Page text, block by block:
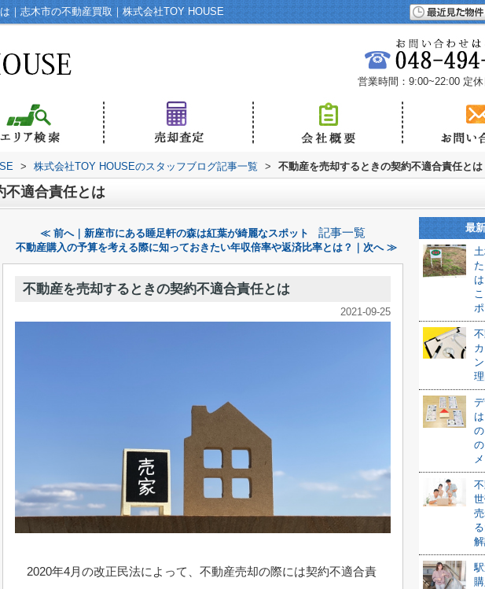
｜志木市の不動産買取｜株式会社TOY HOUSE
営業時間：9:00~22:00 定
> 株式会社TOY HOUSEのスタッフブログ記事一覧 > 不動産を売却するときの契約不適合責任とは
不適合責任とは
≪ 前へ｜新座市にある睡足軒の森は紅葉が綺麗なスポット 記事一覧
不動産購入の予算を考える際に知っておきたい年収倍率や返済比率とは？｜次へ ≫
不動産を売却するときの契約不適合責任とは
2021-09-25
2020年4月の改正民法によって、不動産売却の際には契約不適合責
最